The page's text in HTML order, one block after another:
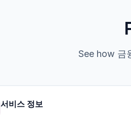
See how 금
서비스 정보